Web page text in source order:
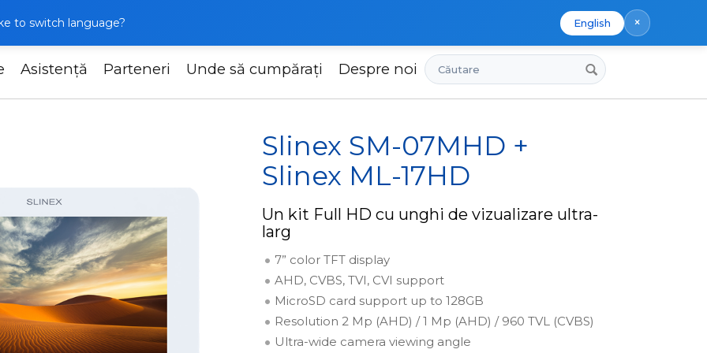
to switch language? English ×
Asistență Parteneri Unde să cumpărați Despre noi Căutare
+ Slinex ML-17HD
Slinex SM-07MHD +
Slinex ML-17HD
Un kit Full HD cu unghi de vizualizare ultra-
larg
7” color TFT display
AHD, CVBS, TVI, CVI support
MicroSD card support up to 128GB
Resolution 2 Mp (AHD) / 1 Mp (AHD) / 960 TVL (CVBS)
Ultra-wide camera viewing angle